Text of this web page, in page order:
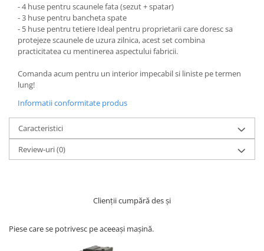
- 4 huse pentru scaunele fata (sezut + spatar)
- 3 huse pentru bancheta spate
- 5 huse pentru tetiere Ideal pentru proprietarii care doresc sa
protejeze scaunele de uzura zilnica, acest set combina
practicitatea cu mentinerea aspectului fabricii.
Comanda acum pentru un interior impecabil si liniste pe termen
lung!
Informatii conformitate produs
Caracteristici
Review-uri(0)
Clienții cumpără des și
Piese care se potrivesc pe aceeași mașină.